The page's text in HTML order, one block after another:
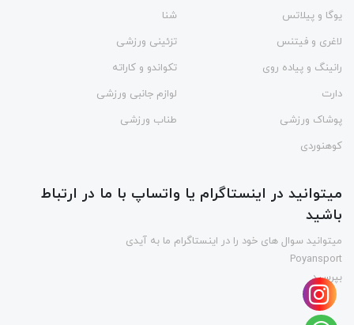
یوگا و پیلاتس
شنا
لاغری و فیتنس
تزئینی ورزشی
رانینگ و پیاده روی
تکواندو و کاراته
دارت
لوازم جانبی ورزشی
پوشاک ورزشی
طناب ورزشی
کوهنوردی
میتوانید در اینستاگرام یا واتساپ با ما در ارتباط
باشید
میتوانید سوال های خود را در اینستاگرام ما به آیدی
Poyansport
بپرسید